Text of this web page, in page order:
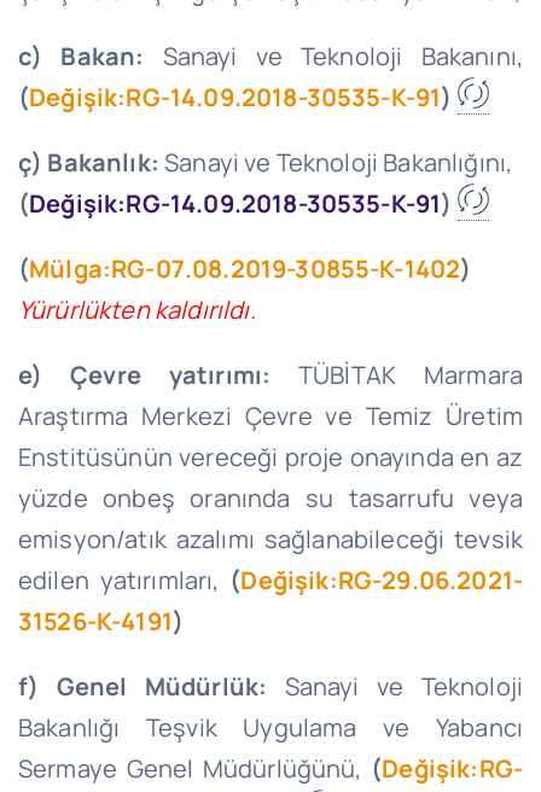
c) Bakan: Sanayi ve Teknoloji Bakanını,
(Değişik:RG-14.09.2018-30535-K-91)
ç) Bakanlık: Sanayi ve Teknoloji Bakanlığını,
(Değişik:RG-14.09.2018-30535-K-91)
(Mülga:RG-07.08.2019-30855-K-1402)
Yürürlükten kaldırıldı.
e) Çevre yatırımı: TÜBİTAK Marmara
Araştırma Merkezi Çevre ve Temiz Üretim
Enstitüsünün vereceği proje onayında en az
yüzde onbeş oranında su tasarrufu veya
emisyon/atık azalımı sağlanabileceği tevsik
edilen yatırımları, (Değişik:RG-29.06.2021-
31526-K-4191)
f) Genel Müdürlük: Sanayi ve Teknoloji
Bakanlığı Teşvik Uygulama ve Yabancı
Sermaye Genel Müdürlüğünü, (Değişik:RG-